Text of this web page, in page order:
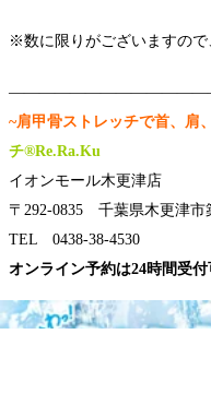
※数に限りがございますの
~肩甲骨ストレッチで首、肩
チ®Re.Ra.Ku
イオンモール木更津店
〒292-0835 千葉県木更津
TEL 0438-38-4530
オンライン予約は24時間受付